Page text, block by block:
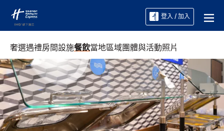
登入 / 加入
奢選遇禮房間設施餐飲當地區域團體與活動照片